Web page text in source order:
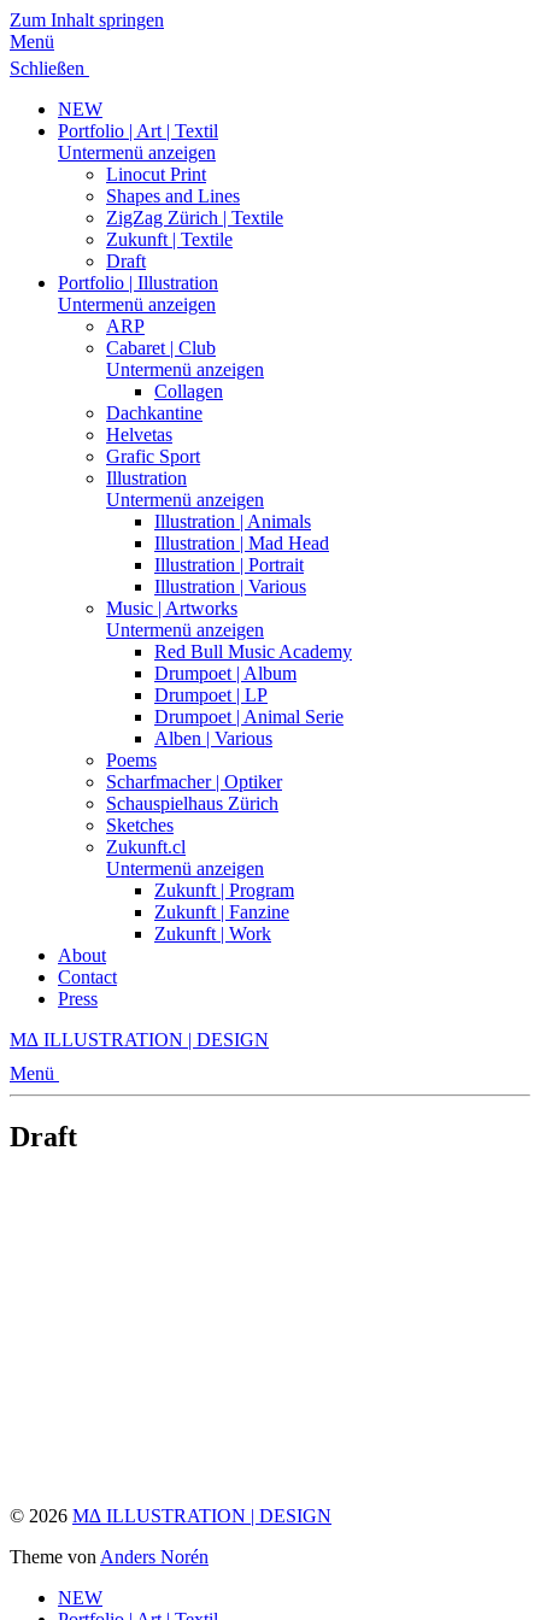
Zum Inhalt springen
Menü
Schließen
NEW
Portfolio | Art | Textil
Untermenü anzeigen
Linocut Print
Shapes and Lines
ZigZag Zürich | Textile
Zukunft | Textile
Draft
Portfolio | Illustration
Untermenü anzeigen
ARP
Cabaret | Club
Untermenü anzeigen
Collagen
Dachkantine
Helvetas
Grafic Sport
Illustration
Untermenü anzeigen
Illustration | Animals
Illustration | Mad Head
Illustration | Portrait
Illustration | Various
Music | Artworks
Untermenü anzeigen
Red Bull Music Academy
Drumpoet | Album
Drumpoet | LP
Drumpoet | Animal Serie
Alben | Various
Poems
Scharfmacher | Optiker
Schauspielhaus Zürich
Sketches
Zukunft.cl
Untermenü anzeigen
Zukunft | Program
Zukunft | Fanzine
Zukunft | Work
About
Contact
Press
M∆ ILLUSTRATION | DESIGN
Menü
Draft
© 2026 M∆ ILLUSTRATION | DESIGN
Theme von Anders Norén
NEW